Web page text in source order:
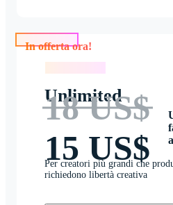
Unlimited
18 US$
15 US$
Per creatori più grandi che
richiedono libertà creativa